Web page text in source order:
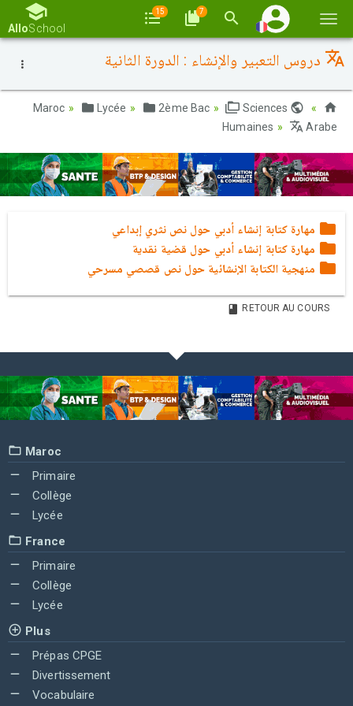
la
AlloSchool
15 7
دروس التعبير والإنشاء : الدورة الثانية
Lycée 2ème Bac
Sciences
Humaines
Arabe
مهارة كتابة إنشاء أدبي حول نص نثري إبداعي
مهارة كتابة إنشاء أدبي حول قضية نقدية
منهجية الكتابة الإنشائية حول نص قصصي مسرحي
RETOUR AU COURS
Maroc
Primaire
Collège
Lycée
France
Primaire
Collège
Lycée
Plus
Prépas CPGE
Divertissement
Vocabulaire